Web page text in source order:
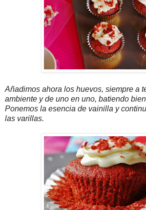
Añadimos ahora los huevos, siempre a
ambiente y de uno en uno, batiendo
Ponemos la esencia de vainilla y
las varillas.